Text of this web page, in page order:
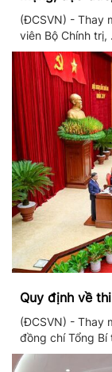
thống giáo
(ĐCSVN) - Thay
viên Bộ Chính trị,
Quy định về
(ĐCSVN) - Thay
đồng chí Tổng Bí